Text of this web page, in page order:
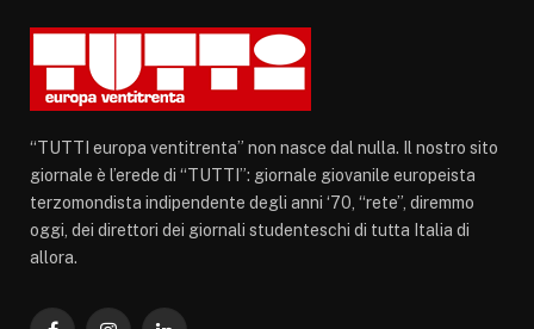
“TUTTI europa ventitrenta” non nasce dal nulla. Il nostro sito
giornale è l’erede di “TUTTI”: giornale giovanile europeista
terzomondista indipendente degli anni ‘70, “rete”, diremmo
oggi, dei direttori dei giornali studenteschi di tutta Italia di
allora.